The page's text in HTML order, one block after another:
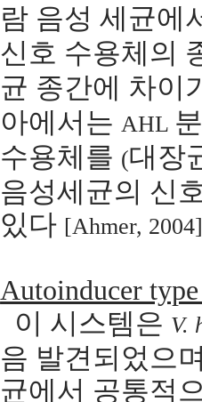
람 음성 세균에
신호 수용체의
균 종간에 차이
아에서는 AHL
수용체를 (대장
음성세균의 신
있다 [Ahmer,
Autoinducer
이 시스템은 V.
음 발견되었으
균에서 공통적